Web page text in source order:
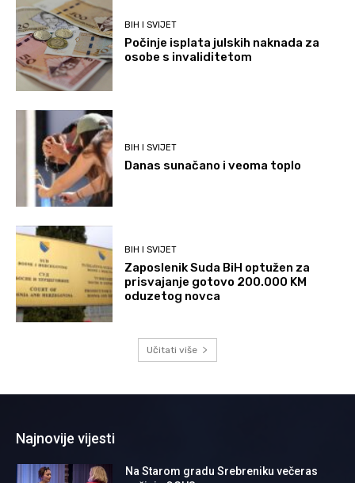
BIH I SVIJET
Počinje isplata julskih naknada za
osobe s invaliditetom
BIH I SVIJET
Danas sunačano i veoma toplo
BIH I SVIJET
Zaposlenik Suda BiH optužen za
prisvajanje gotovo 200.000 KM
oduzetog novca
Učitati više
Najnovije vijesti
Na Starom gradu Srebreniku večeras